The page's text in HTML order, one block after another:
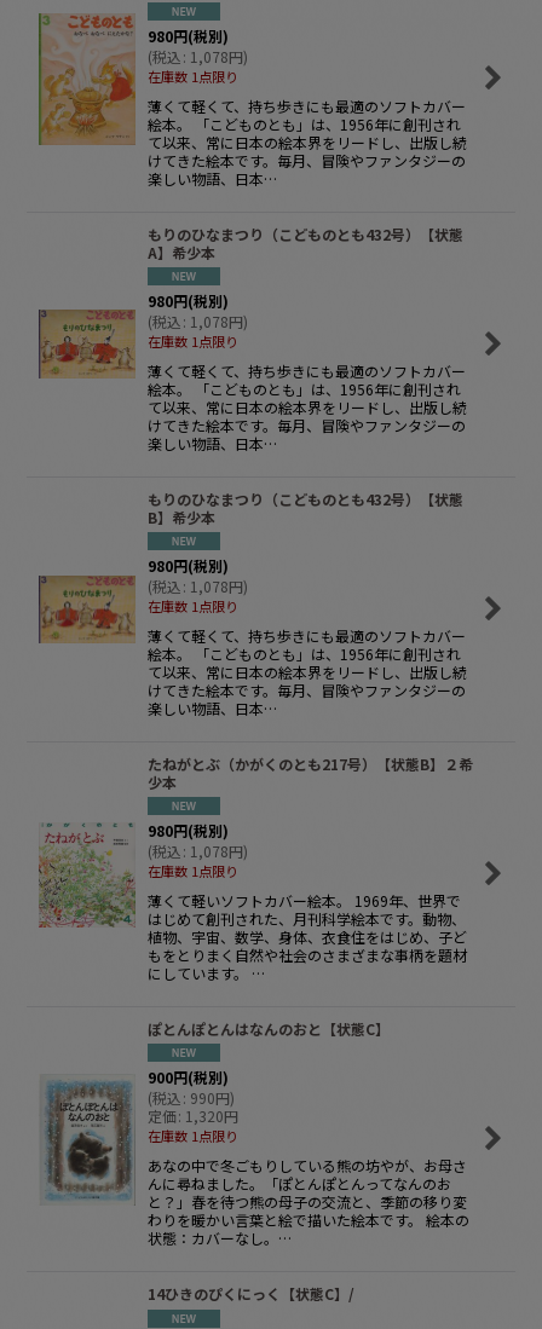
980円(税別)
(税込: 1,078円)
在庫数 1点限り
薄くて軽くて、持ち歩きにも最適のソフトカバー
絵本。 「こどものとも」は、1956年に創刊され
て以来、常に日本の絵本界をリードし、出版し続
けてきた絵本です。毎月、冒険やファンタジーの
楽しい物語、日本…
もりのひなまつり（こどものとも432号）【状態
A】希少本
980円(税別)
(税込: 1,078円)
在庫数 1点限り
薄くて軽くて、持ち歩きにも最適のソフトカバー
絵本。 「こどものとも」は、1956年に創刊され
て以来、常に日本の絵本界をリードし、出版し続
けてきた絵本です。毎月、冒険やファンタジーの
楽しい物語、日本…
もりのひなまつり（こどものとも432号）【状態
B】希少本
980円(税別)
(税込: 1,078円)
在庫数 1点限り
薄くて軽くて、持ち歩きにも最適のソフトカバー
絵本。 「こどものとも」は、1956年に創刊され
て以来、常に日本の絵本界をリードし、出版し続
けてきた絵本です。毎月、冒険やファンタジーの
楽しい物語、日本…
たねがとぶ（かがくのとも217号）【状態B】２希
少本
980円(税別)
(税込: 1,078円)
在庫数 1点限り
薄くて軽いソフトカバー絵本。 1969年、世界で
はじめて創刊された、月刊科学絵本です。動物、
植物、宇宙、数学、身体、衣食住をはじめ、子ど
もをとりまく自然や社会のさまざまな事柄を題材
にしています。 …
ぽとんぽとんはなんのおと【状態C】
900円(税別)
(税込: 990円)
定価: 1,320円
在庫数 1点限り
あなの中で冬ごもりしている熊の坊やが、お母さ
んに尋ねました。「ぽとんぽとんってなんのお
と？」春を待つ熊の母子の交流と、季節の移り変
わりを暖かい言葉と絵で描いた絵本です。 絵本の
状態：カバーなし。…
14ひきのぴくにっく【状態C】/